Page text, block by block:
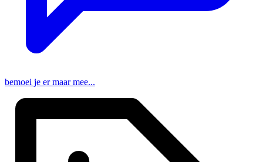
bemoei je er maar mee...